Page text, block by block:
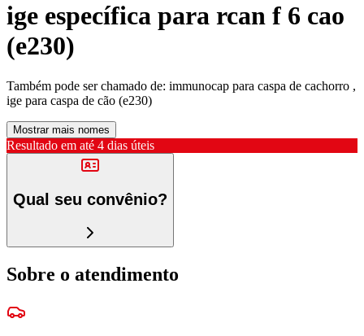
ige específica para rcan f 6 cao
(e230)
Também pode ser chamado de: immunocap para caspa de cachorro ,
ige para caspa de cão (e230)
Mostrar mais nomes
Resultado em até 4 dias úteis
Qual seu convênio?
Sobre o atendimento